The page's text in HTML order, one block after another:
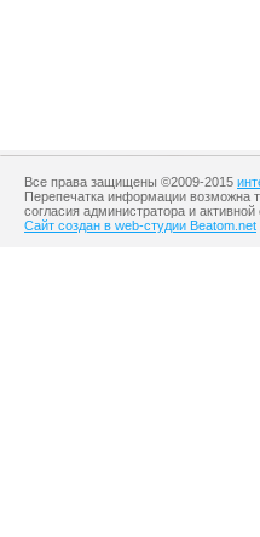
Все права защищены ©2009-2015
Перепечатка информации возможна
согласия администратора и
Сайт создан в web-студии Beatom.net